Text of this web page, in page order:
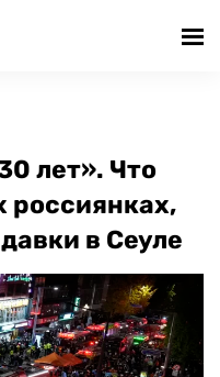
лет». Что
россиянках,
в Сеуле